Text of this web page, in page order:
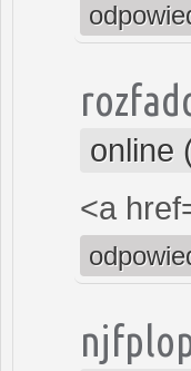
online
<a